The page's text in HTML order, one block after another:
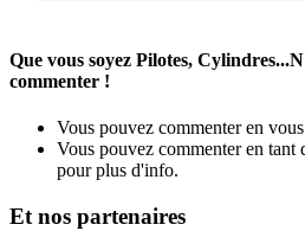
Que vous soyez Pilotes,
commenter !
Vous pouvez commenter en vous
Vous pouvez commenter en tant
pour plus d'info.
Et nos partenaires